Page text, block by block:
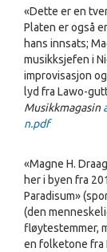
«Dette er en
Platen er også
hans innsats;
musikksjefen i
improvisasjon
lyd fra Lawo-
Musikkmagasin
n.pdf
«Magne H.
her i byen fra
Paradisum»
(den
fløytestemmer,
en folketone fra